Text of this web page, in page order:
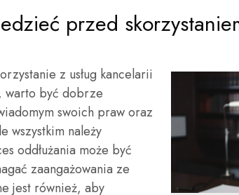
przed
z usług kancelarii
warto być dobrze
swoich praw oraz
wszystkim należy
oddłużania może być
zaangażowania ze
jest również, aby